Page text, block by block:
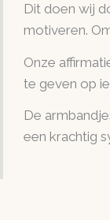
Dit doen wij
motiveren.
Onze
te geven op
De
een krachtig